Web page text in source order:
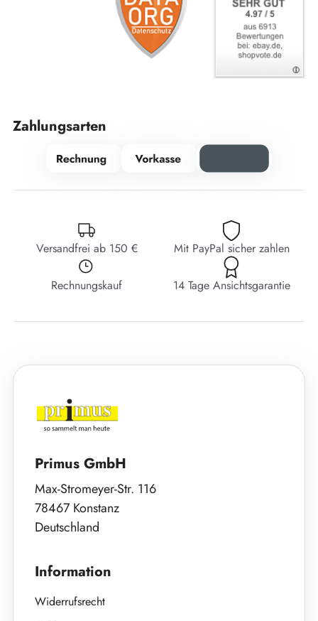
Zahlungsarten
Versandfrei ab 150 € Mit PayPal sicher zahlen
Rechnungskauf 14 Tage Ansichtsgarantie
Primus GmbH
Max-Stromeyer-Str. 116
78467 Konstanz
Deutschland
Information
Widerrufsrecht